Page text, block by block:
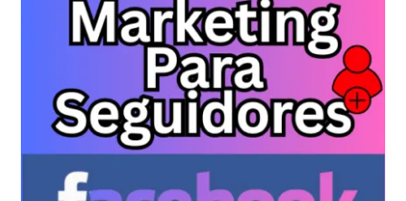
Detalles de nuestros productos de desarrollo web
Finalizar compra
JuanSabeloTodo